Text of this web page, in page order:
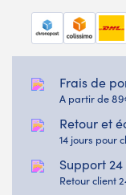
Frais de
A partir de
Retour et
14 jours pour
Support
Retour client